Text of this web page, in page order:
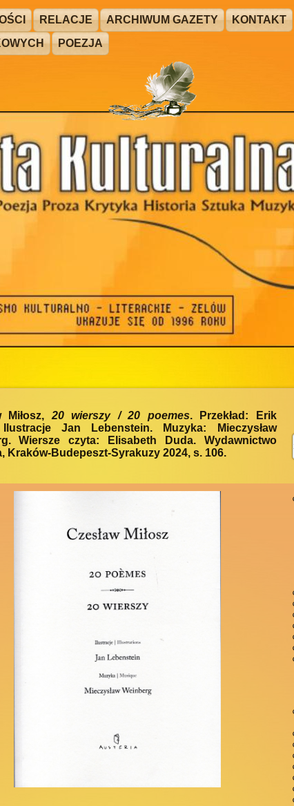
RELACJE ARCHIWUM GAZETY
KONTAKT
POEZJA
Miłosz, 20 wierszy / 20 poemes. Przekład: Erik
Jan Lebenstein. Muzyka: Mieczysław
Wiersze czyta: Elisabeth Duda. Wydawnictwo
Kraków-Budepeszt-Syrakuzy 2024, s. 106.